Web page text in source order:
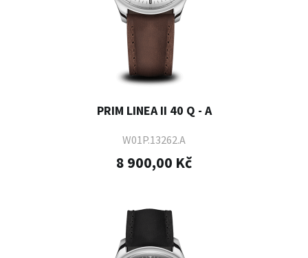
PRIM LINEA II 40 Q - A
W01P.13262.A
8 900,00 Kč